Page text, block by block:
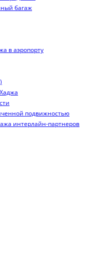
багаж
в аэропорту
подвижностью
интерлайн-партнеров